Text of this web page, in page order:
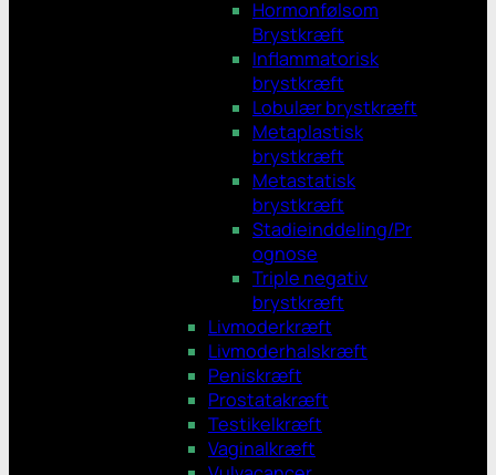
Hormonfølsom
Brystkræft
Inflammatorisk
brystkræft
Lobulær brystkræft
Metaplastisk
brystkræft
Metastatisk
brystkræft
Stadieinddeling/Pr
ognose
Triple negativ
brystkræft
Livmoderkræft
Livmoderhalskræft
Peniskræft
Prostatakræft
Testikelkræft
Vaginalkræft